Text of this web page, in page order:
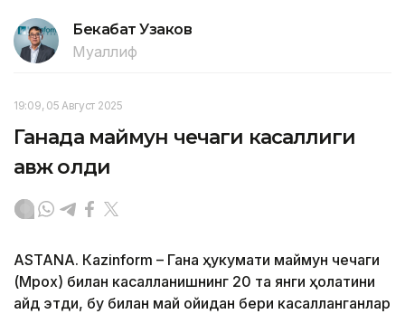
Бекабат Узаков
Муаллиф
19:09, 05 Август 2025
Ганада маймун чечаги касаллиги
авж олди
ASTANА. Кazinform – Гана ҳукумати маймун чечаги
(Мpох) билан касалланишнинг 20 та янги ҳолатини
қайд этди, бу билан май ойидан бери касалланганлар